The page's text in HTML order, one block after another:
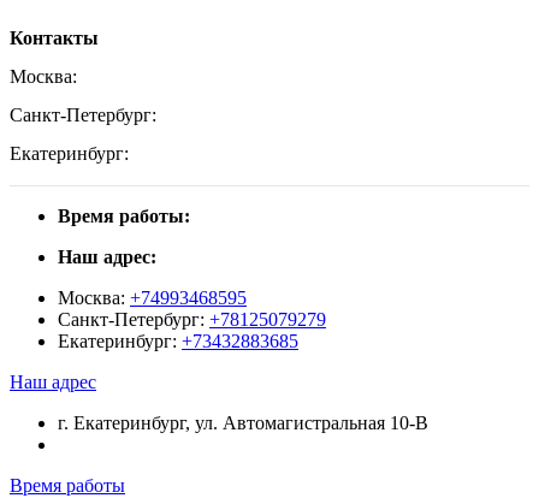
Контакты
Москва:
Санкт-Петербург:
Екатеринбург:
Время работы:
Наш адрес:
Москва: +74993468595
Санкт-Петербург: +78125079279
Екатеринбург: +73432883685
Наш адрес
г. Екатеринбург, ул. Автомагистральная 10-В
Время работы